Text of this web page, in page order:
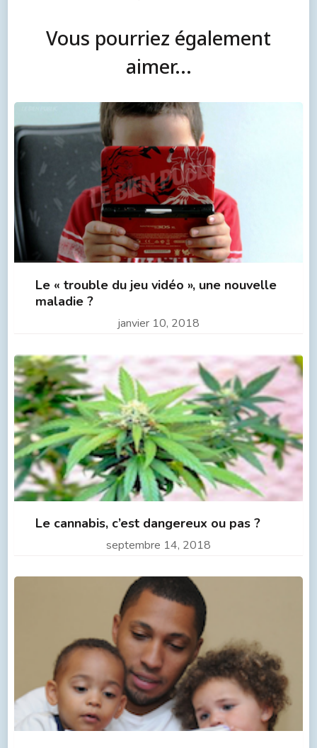
Vous pourriez également
aimer...
Le « trouble du jeu vidéo », une nouvelle
maladie ?
janvier 10, 2018
Le cannabis, c’est dangereux ou pas ?
septembre 14, 2018